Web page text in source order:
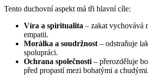
Tento duchovní aspekt má tři hlavní cíle:
Víra a spiritualita – zakat vychovává
empatii.
Morálka a soudržnost – odstraňuje
spolupráci.
Ochrana společnosti – přerozděluje
před propastí mezi bohatými a chudými.